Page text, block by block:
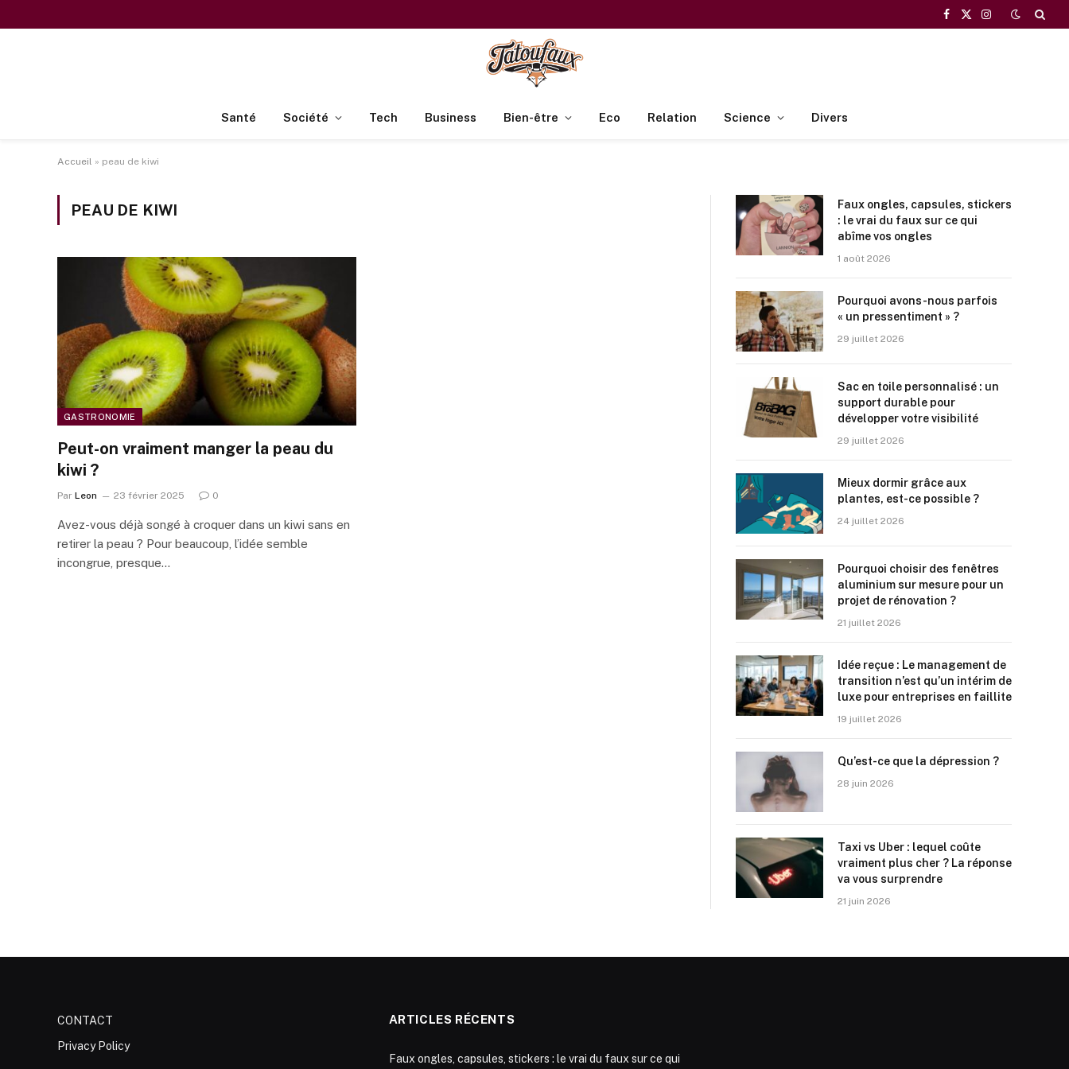
Facebook
X
Instagram
Santé Société Tech Business Bien-être Eco Relation Science Divers
Accueil » peau de kiwi
PEAU DE KIWI
GASTRONOMIE
Peut-on vraiment manger la peau du
kiwi ?
Par Leon 23 février 2025 0
Avez-vous déjà songé à croquer dans un kiwi sans en
retirer la peau ? Pour beaucoup, l’idée semble
incongrue, presque…
Faux ongles, capsules, stickers
: le vrai du faux sur ce qui
abîme vos ongles
1 août 2026
Pourquoi avons-nous parfois
« un pressentiment » ?
29 juillet 2026
Sac en toile personnalisé : un
support durable pour
développer votre visibilité
29 juillet 2026
Mieux dormir grâce aux
plantes, est-ce possible ?
24 juillet 2026
Pourquoi choisir des fenêtres
aluminium sur mesure pour un
projet de rénovation ?
21 juillet 2026
Idée reçue : Le management de
transition n’est qu’un intérim de
luxe pour entreprises en faillite
19 juillet 2026
Qu’est-ce que la dépression ?
28 juin 2026
Taxi vs Uber : lequel coûte
vraiment plus cher ? La réponse
va vous surprendre
21 juin 2026
CONTACT
Privacy Policy
ARTICLES RÉCENTS
Faux ongles, capsules, stickers : le vrai du faux sur ce qui